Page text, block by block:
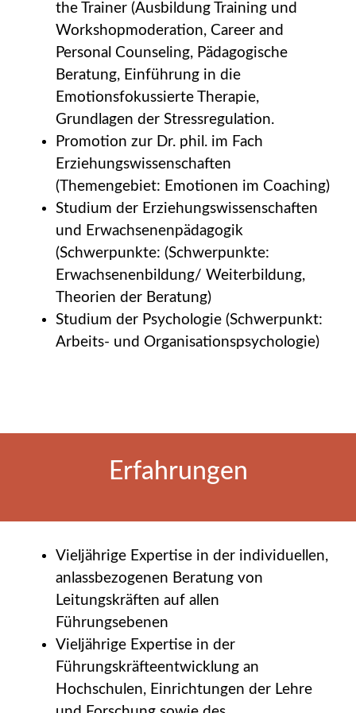
the Trainer (Ausbildung Training und
Workshopmoderation, Career and
Personal Counseling, Pädagogische
Beratung, Einführung in die
Emotionsfokussierte Therapie,
Grundlagen der Stressregulation.
Promotion zur Dr. phil. im Fach
Erziehungswissenschaften
(Themengebiet: Emotionen im Coaching)
Studium der Erziehungswissenschaften
und Erwachsenenpädagogik
(Schwerpunkte: (Schwerpunkte:
Erwachsenenbildung/ Weiterbildung,
Theorien der Beratung)
Studium der Psychologie (Schwerpunkt:
Arbeits- und Organisationspsychologie)
Vieljährige Expertise in der individuellen,
anlassbezogenen Beratung von
Leitungskräften auf allen
Führungsebenen
Vieljährige Expertise in der
Führungskräfteentwicklung an
Hochschulen, Einrichtungen der Lehre
Erfahrungen